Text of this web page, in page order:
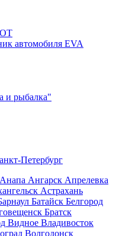
автомобиля EVA
и рыбалка"
Петербург
Анапа Ангарск Апрелевка
Астрахань
Батайск Белгород
Братск
Видное Владивосток
Волгодонск